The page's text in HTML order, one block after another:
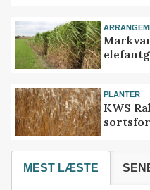
PLANTER
KWS
MEST LÆSTE